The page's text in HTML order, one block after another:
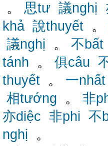
。 思tư 議nghị
khả 說thuyết 。
議nghị 。 不bất
tánh 。 俱câu
thuyết 。 一nhất
相tướng 。 非
亦diệc 非phi 不
nghị 。